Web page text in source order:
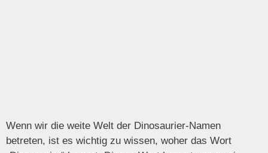
Wenn wir die weite Welt der Dinosaurier-Namen
betreten, ist es wichtig zu wissen, woher das Wort